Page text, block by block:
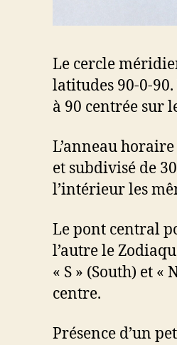
Le cercle
latitudes 90-0-90.
à 90 centrée sur
L’anneau
et subdivisé de
l’intérieur les
Le pont central
l’autre le
« S » (South) et
centre.
Présence d’un